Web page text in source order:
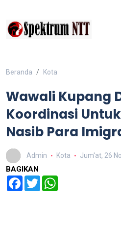
Beranda Kota
Wawali Kupang
Koordinasi
Nasib Para
Admin Kota Jum'at, 26
BAGIKAN
Facebook
Twitter